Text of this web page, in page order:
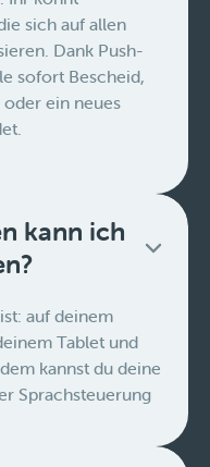
sich auf allen
Dank Push-
sofort Bescheid,
ein neues
kann ich
auf deinem
Tablet und
kannst du deine
Sprachsteuerung